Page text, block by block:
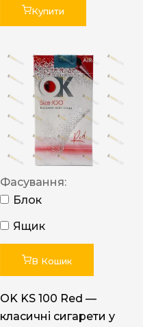
Купити
Фасування:
Блок
Ящик
В Кошик
OK KS 100 Red —
класичні сигарети у